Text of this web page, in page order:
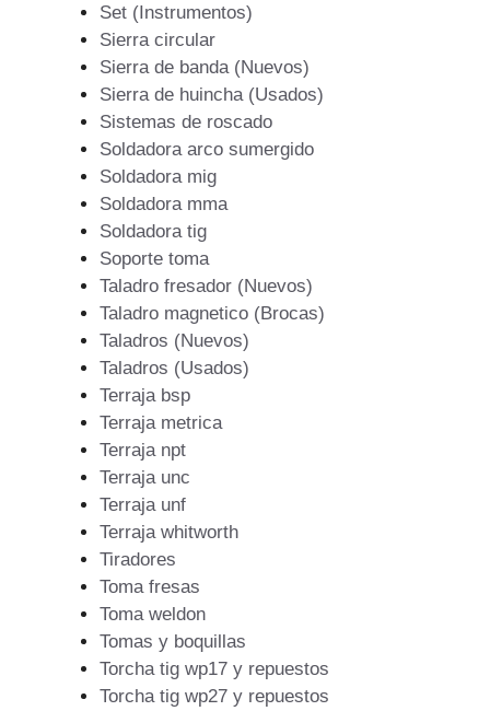
Set (Instrumentos)
Sierra circular
Sierra de banda (Nuevos)
Sierra de huincha (Usados)
Sistemas de roscado
Soldadora arco sumergido
Soldadora mig
Soldadora mma
Soldadora tig
Soporte toma
Taladro fresador (Nuevos)
Taladro magnetico (Brocas)
Taladros (Nuevos)
Taladros (Usados)
Terraja bsp
Terraja metrica
Terraja npt
Terraja unc
Terraja unf
Terraja whitworth
Tiradores
Toma fresas
Toma weldon
Tomas y boquillas
Torcha tig wp17 y repuestos
Torcha tig wp27 y repuestos